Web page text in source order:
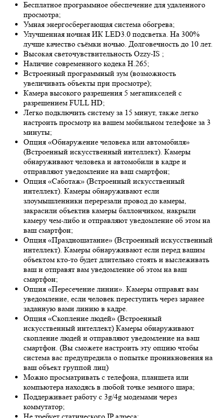
Бесплатное программное обеспечение для удаленного
просмотра;
Умная энергосберегающая система обогрева;
Улучшенная ночная ИК LED3.0 подсветка. На 300%
лучше качество съёмки ночью. Долговечность до 10 лет.
Высокая светочувствительность Ozzy-IS ;
Наличие современного кодека H.265;
Встроенный программный зум (возможность
увеличивать объекты при просмотре);
Камера высокого разрешения 5 мегапикселей с
разрешением FULL HD;
Легко подключить систему за 15 минут, также легко
настроить просмотр на вашем мобильном телефоне за 3
минуты;
Опция «Обнаружение человека или автомобиля»
(Встроенный искусственный интеллект). Камеры
обнаруживают человека и автомобили в кадре и
отправляют уведомление на ваш смартфон;
Опция «Саботаж» (Встроенный искусственный
интеллект). Камеры обнаруживают если
злоумышленники перерезали провод до камеры,
закрасили объектив камеры баллончиком, накрыли
камеру чем-либо и отправляют уведомление об этом на
ваш смартфон;
Опция «Праздношатание» (Встроенный искусственный
интеллект). Камеры обнаруживают если перед вашим
объектом кто-то будет длительно стоять и выслеживать
ваш и отправят вам уведомление об этом на ваш
смартфон;
Опция «Пересечение линии». Камеры отправят вам
уведомление, если человек переступить через заранее
заданную вами линию в кадре.
Опция «Скопление людей» (Встроенный
искусственный интеллект) Камеры обнаруживают
скопление людей и отправляют уведомление на ваш
смартфон. (Вы сможете настроить эту опцию чтобы
система вас предупредила о попытке проникновения на
ваш объект группой лиц)
Можно просматривать с телефона, планшета или
компьютера находясь в любой точке земного шара;
Поддерживает работу с 3g/4g модемами через
коммутатор;